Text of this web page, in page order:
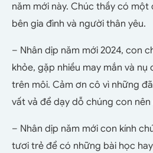
năm mới này. Chúc thầy có một
bên gia đình và người thân yêu.
– Nhân dịp năm mới 2024, con
khỏe, gặp nhiều may mắn và
trên môi. Cảm ơn cô vì những
vất vả để dạy dỗ chúng con nên
– Nhân dịp năm mới con kính
tươi trẻ để có những bài học